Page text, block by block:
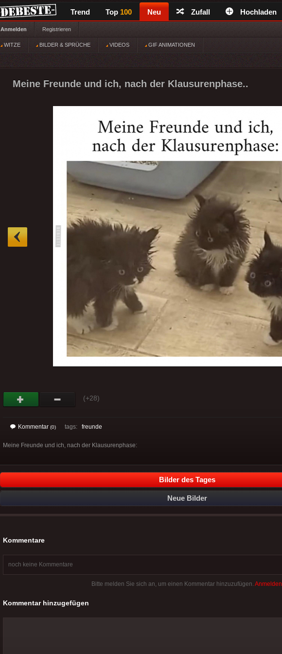
Trend Top 100 Neu Zufall Hochladen
Anmelden Registrieren
WITZE BILDER & SPRÜCHE VIDEOS GIF ANIMATIONEN
Meine Freunde und ich, nach der Klausurenphase..
(+28)
Kommentar (0) tags: freunde
Meine Freunde und ich, nach der Klausurenphase:
Bilder des Tages
Neue Bilder
Kommentare
noch keine Kommentare
Bitte melden Sie sich an, um einen Kommentar hinzuzufügen. Anmelden
Kommentar hinzugefügen